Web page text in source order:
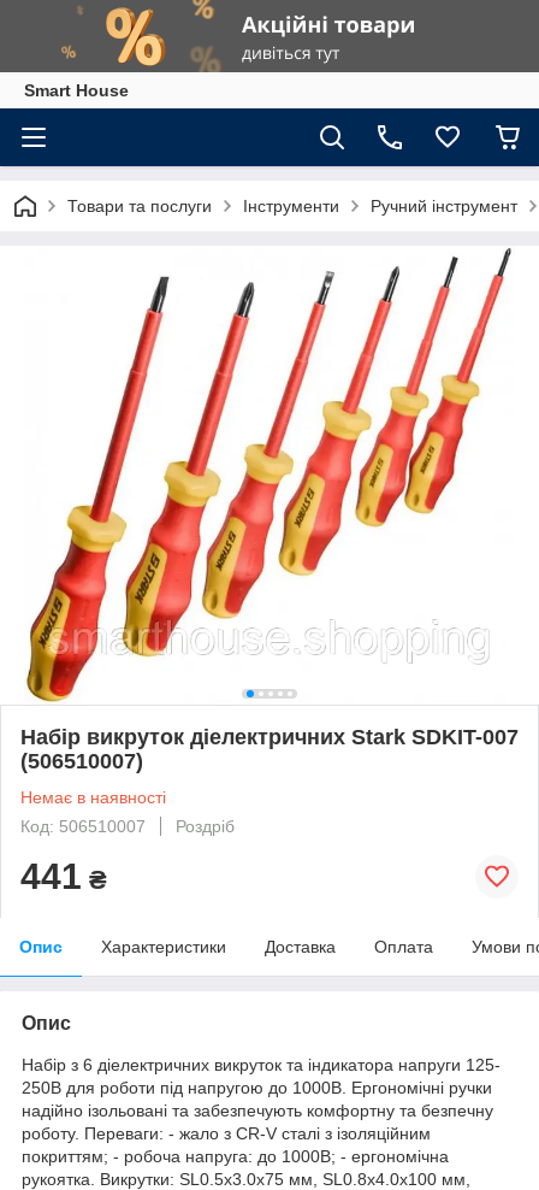
Smart House
Товари та послуги Інструменти Ручний інструмент
Набір викруток діелектричних Stark SDKIT-007
(506510007)
Немає в наявності
Код: 506510007
Роздріб
441 ₴
Опис Характеристики Доставка Оплата Умови
Опис
Набір з 6 діелектричних викруток та індикатора напруги 125-
250В для роботи під напругою до 1000В. Ергономічні ручки
надійно ізольовані та забезпечують комфортну та безпечну
роботу. Переваги: - жало з CR-V сталі з ізоляційним
покриттям; - робоча напруга: до 1000В; - ергономічна
рукоятка. Викрутки: SL0.5х3.0х75 мм, SL0.8х4.0х100 мм,